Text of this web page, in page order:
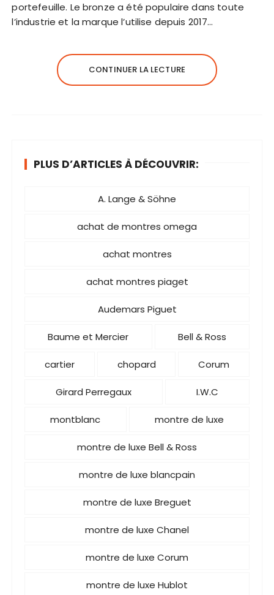
portefeuille. Le bronze a été populaire dans toute
l’industrie et la marque l’utilise depuis 2017…
CONTINUER LA LECTURE
PLUS D’ARTICLES À DÉCOUVRIR:
A. Lange & Söhne
achat de montres omega
achat montres
achat montres piaget
Audemars Piguet
Baume et Mercier Bell & Ross
cartier chopard Corum
Girard Perregaux I.W.C
montblanc montre de luxe
montre de luxe Bell & Ross
montre de luxe blancpain
montre de luxe Breguet
montre de luxe Chanel
montre de luxe Corum
montre de luxe Hublot